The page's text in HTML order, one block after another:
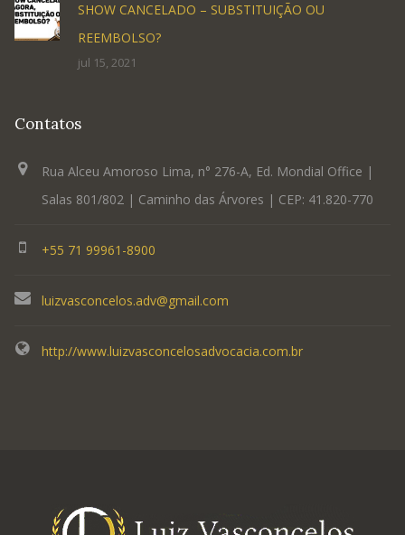
SHOW CANCELADO – SUBSTITUIÇÃO OU
REEMBOLSO?
jul 15, 2021
Contatos
Rua Alceu Amoroso Lima, n° 276-A, Ed. Mondial Office |
Salas 801/802 | Caminho das Árvores | CEP: 41.820-770
+55 71 99961-8900
luizvasconcelos.adv@gmail.com
http://www.luizvasconcelosadvocacia.com.br